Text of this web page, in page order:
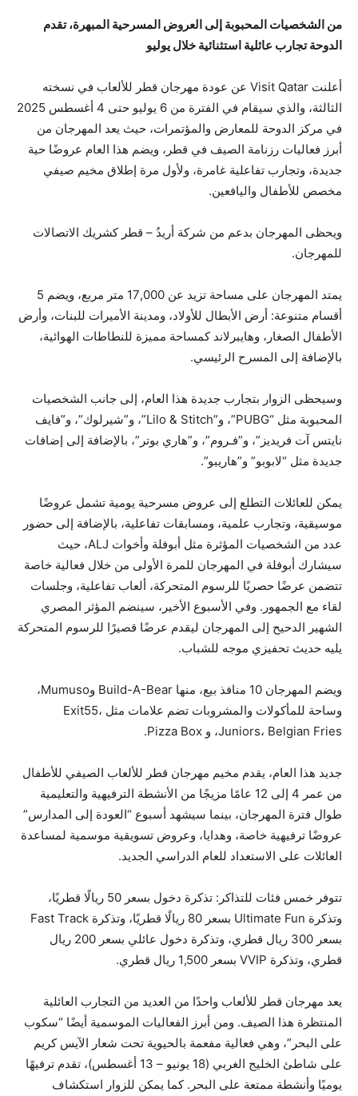
من الشخصيات المحبوبة إلى العروض المسرحية المبهرة، تقدم
الدوحة تجارب عائلية استثنائية خلال يوليو
أعلنت Visit Qatar عن عودة مهرجان قطر للألعاب في نسخته
الثالثة، والذي سيقام في الفترة من 6 يوليو حتى 4 أغسطس 2025
في مركز الدوحة للمعارض والمؤتمرات، حيث يعد المهرجان من
أبرز فعاليات رزنامة الصيف في قطر، ويضم هذا العام عروضًا حية
جديدة، وتجارب تفاعلية غامرة، ولأول مرة إطلاق مخيم صيفي
مخصص للأطفال واليافعين.
ويحظى المهرجان بدعم من شركة أريدُ – قطر كشريك الاتصالات
للمهرجان.
يمتد المهرجان على مساحة تزيد عن 17,000 متر مربع، ويضم 5
أقسام متنوعة: أرض الأبطال للأولاد، ومدينة الأميرات للبنات، وأرض
الأطفال الصغار، وهايبرلاند كمساحة مميزة للنطاطات الهوائية،
بالإضافة إلى المسرح الرئيسي.
وسيحظى الزوار بتجارب جديدة هذا العام، إلى جانب الشخصيات
المحبوبة مثل “PUBG”، و”Lilo & Stitch”، و”شيرلوك”، و”فايف
نايتس آت فريديز”، و”فـروم”، و”هاري بوتر”، بالإضافة إلى إضافات
جديدة مثل “لابوبو” و”هاريبو”.
يمكن للعائلات التطلع إلى عروض مسرحية يومية تشمل عروضًا
موسيقية، وتجارب علمية، ومسابقات تفاعلية، بالإضافة إلى حضور
عدد من الشخصيات المؤثرة مثل أبوفلة وأخوات ALJ، حيث
سيشارك أبوفلة في المهرجان للمرة الأولى من خلال فعالية خاصة
تتضمن عرضًا حصريًا للرسوم المتحركة، ألعاب تفاعلية، وجلسات
لقاء مع الجمهور. وفي الأسبوع الأخير، سينضم المؤثر المصري
الشهير الدحيح إلى المهرجان ليقدم عرضًا قصيرًا للرسوم المتحركة
يليه حديث تحفيزي موجه للشباب.
ويضم المهرجان 10 منافذ بيع، منها Build-A-Bear وMumuso،
وساحة للمأكولات والمشروبات تضم علامات مثل Exit55،
Juniors، Belgian Fries، و Pizza Box.
جديد هذا العام، يقدم مخيم مهرجان قطر للألعاب الصيفي للأطفال
من عمر 4 إلى 12 عامًا مزيجًا من الأنشطة الترفيهية والتعليمية
طوال فترة المهرجان، بينما سيشهد أسبوع “العودة إلى المدارس”
عروضًا ترفيهية خاصة، وهدايا، وعروض تسويقية موسمية لمساعدة
العائلات على الاستعداد للعام الدراسي الجديد.
تتوفر خمس فئات للتذاكر: تذكرة دخول بسعر 50 ريالًا قطريًا،
وتذكرة Ultimate Fun بسعر 80 ريالًا قطريًا، وتذكرة Fast Track
بسعر 300 ريال قطري، وتذكرة دخول عائلي بسعر 200 ريال
قطري، وتذكرة VVIP بسعر 1,500 ريال قطري.
يعد مهرجان قطر للألعاب واحدًا من العديد من التجارب العائلية
المنتظرة هذا الصيف. ومن أبرز الفعاليات الموسمية أيضًا “سكوب
على البحر”، وهي فعالية مفعمة بالحيوية تحت شعار الآيس كريم
على شاطئ الخليج الغربي (18 يونيو – 13 أغسطس)، تقدم ترفيهًا
يوميًا وأنشطة ممتعة على البحر. كما يمكن للزوار استكشاف